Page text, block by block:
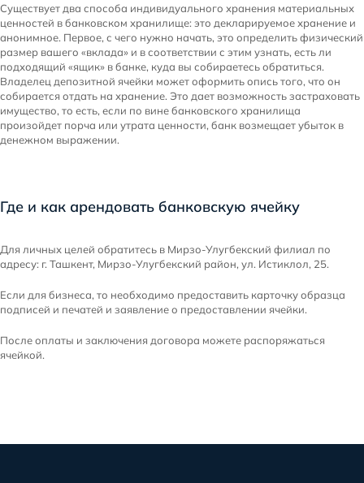
Существует два способа индивидуального хранения материальных
ценностей в банковском хранилище: это декларируемое хранение и
анонимное. Первое, с чего нужно начать, это определить физический
размер вашего «вклада» и в соответствии с этим узнать, есть ли
подходящий «ящик» в банке, куда вы собираетесь обратиться.
Владелец депозитной ячейки может оформить опись того, что он
собирается отдать на хранение. Это дает возможность застраховать
имущество, то есть, если по вине банковского хранилища
произойдет порча или утрата ценности, банк возмещает убыток в
денежном выражении.
Где и как арендовать банковскую ячейку
Для личных целей обратитесь в Мирзо-Улугбекский филиал по
адресу: г. Ташкент, Мирзо-Улугбекский район, ул. Истиклол, 25.
Если для бизнеса, то необходимо предоставить карточку образца
подписей и печатей и заявление о предоставлении ячейки.
После оплаты и заключения договора можете распоряжаться
ячейкой.